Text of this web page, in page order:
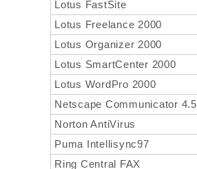
Lotus FastSite
Lotus Freelance 2000
Lotus Organizer 2000
Lotus SmartCenter 2000
Lotus WordPro 2000
Netscape Communicator 4.5
Norton AntiVirus
Puma Intellisync97
Ring Central FAX